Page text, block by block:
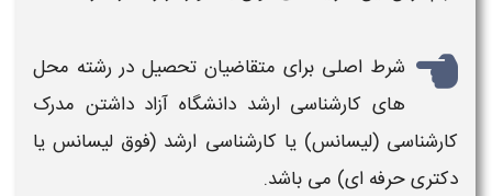
شرط اصلی برای متقاضیان تحصیل در رشته محل
های کارشناسی ارشد دانشگاه آزاد داشتن مدرک
کارشناسی (لیسانس) یا کارشناسی ارشد (فوق لیسانس یا
دکتری حرفه ای) می باشد.